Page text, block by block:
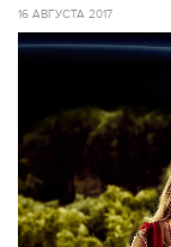
16 АВГУСТА 2017